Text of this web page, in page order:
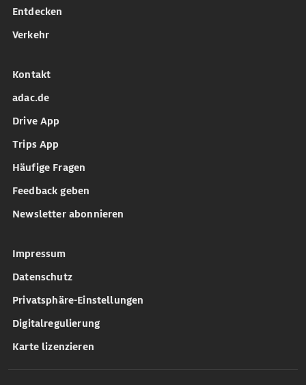
Entdecken
Verkehr
Kontakt
adac.de
Drive App
Trips App
Häufige Fragen
Feedback geben
Newsletter abonnieren
Impressum
Datenschutz
Privatsphäre-Einstellungen
Digitalregulierung
Karte lizenzieren